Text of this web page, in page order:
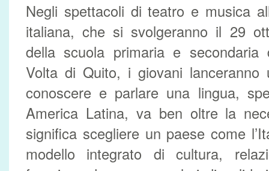
Negli spettacoli di teatro e musica
italiana, che si svolgeranno il 29
della scuola primaria e secondaria
Volta di Quito, i giovani lanceranno
conoscere e parlare una lingua,
America Latina, va ben oltre la
significa scegliere un paese come
modello integrato di cultura,